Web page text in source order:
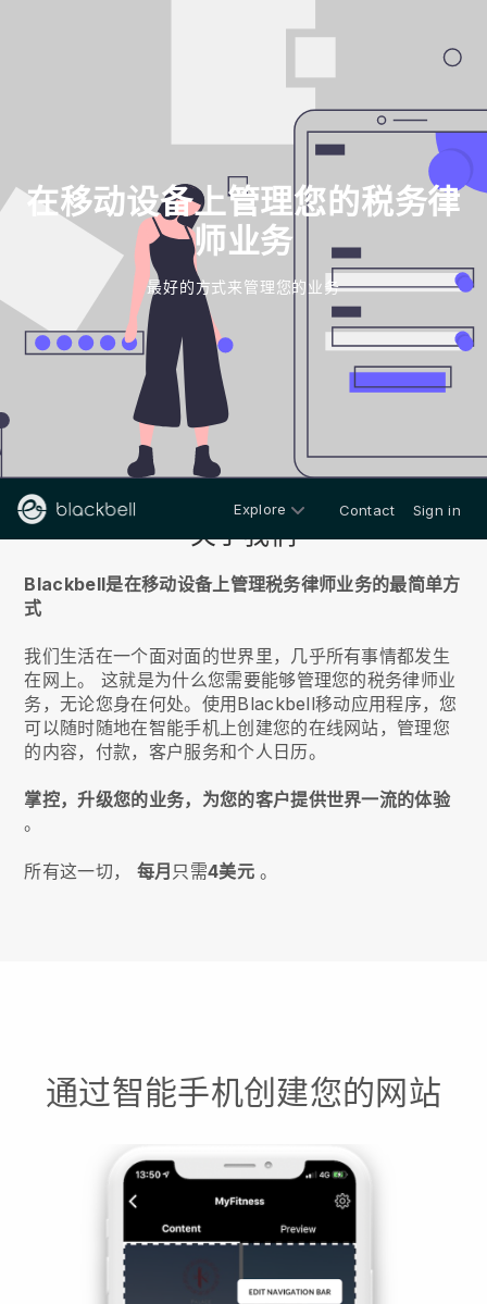
在移动设备上管理您的税务律
师业务
最好的方式来管理您的业务
Explore Contact Sign in
关于我们
Blackbell是在移动设备上管理税务律师业务的最简单方
式
我们生活在一个面对面的世界里，几乎所有事情都发生
在网上。 这就是为什么您需要能够管理您的税务律师业
务，无论您身在何处。 使用 Blackbell移动应用程序，您
可以随时随地在智能手机上创建您的在线网站，管理您
的内容，付款，客户服务和个人日历。
掌控，升级您的业务，为您的客户提供世界一流的体验
。
所有这一切， 每月 只需4美元。
通过智能手机创建您的网站